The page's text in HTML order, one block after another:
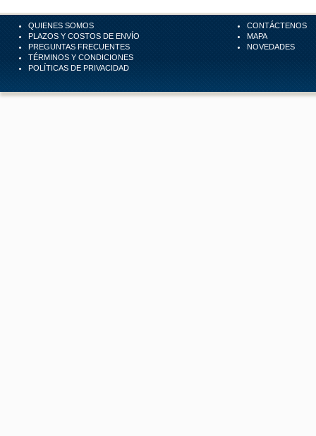
QUIENES SOMOS
PLAZOS Y COSTOS DE ENVÍO
PREGUNTAS FRECUENTES
TÉRMINOS Y CONDICIONES
POLÍTICAS DE PRIVACIDAD
CONTÁCTENOS
MAPA
NOVEDADES